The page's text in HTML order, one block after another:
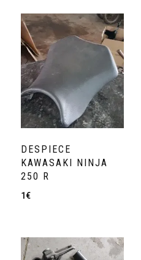
DESPIECE
KAWASAKI NINJA
250 R
1€